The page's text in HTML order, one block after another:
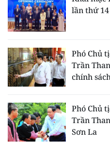
54 DÂN TỘC VIỆT NAM
CHƯƠNG TRÌNH OCOP -
RADIO
E-Magazine
Video
lần thứ 14
Phó Chủ
Trần
chính
Phó Chủ
Trần
Sơn La